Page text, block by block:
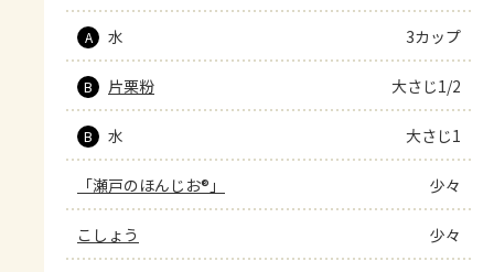
A 水 3カップ
B 片栗粉 大さじ1/2
B 水 大さじ1
「瀬戸のほんじお®」 少々
こしょう 少々